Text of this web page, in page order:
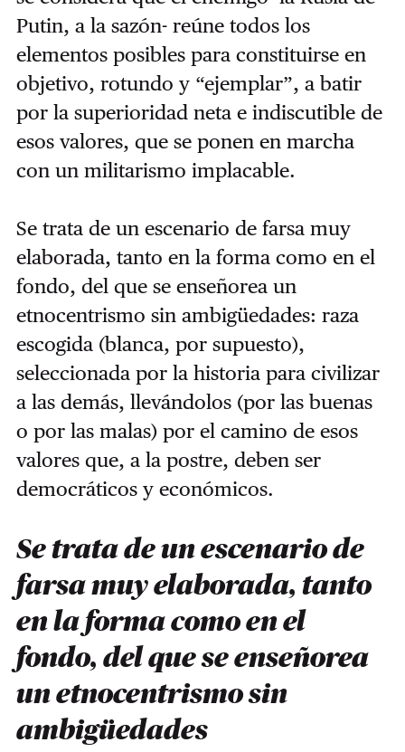
Putin, a la sazón- reúne todos los
elementos posibles para constituirse en
objetivo, rotundo y “ejemplar”, a batir
por la superioridad neta e indiscutible de
esos valores, que se ponen en marcha
con un militarismo implacable.
Se trata de un escenario de farsa muy
elaborada, tanto en la forma como en el
fondo, del que se enseñorea un
etnocentrismo sin ambigüedades: raza
escogida (blanca, por supuesto),
seleccionada por la historia para civilizar
a las demás, llevándolos (por las buenas
o por las malas) por el camino de esos
valores que, a la postre, deben ser
democráticos y económicos.
Se trata de un escenario de
farsa muy elaborada, tanto
en la forma como en el
fondo, del que se enseñorea
un etnocentrismo sin
ambigüedades